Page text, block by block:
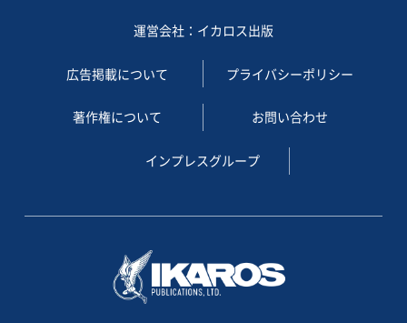
運営会社：イカロス出版
広告掲載について プライバシーポリシー
著作権について お問い合わせ
インプレスグループ